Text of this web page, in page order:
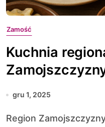
Zamość
Kuchnia
tradycje
gru 1, 2025
Region Zamojszczyzny wyróżnia się bogactwem